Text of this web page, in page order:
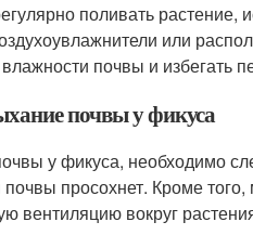
поливать растение,
или
почвы и избегать
почвы у фикуса
у фикуса, необходимо
просохнет. Кроме
вентиляцию вокруг